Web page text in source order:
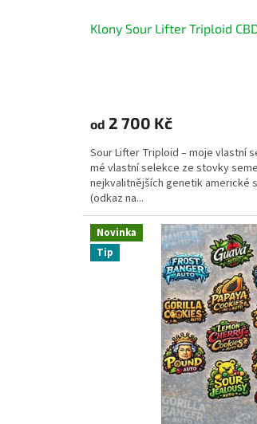
Klony Sour Lifter Triploid
od 2 700 Kč
Sour Lifter Triploid – moje vlastní
mé vlastní selekce ze stovky
nejkvalitnějších genetik americké
(odkaz na...
Novinka
Tip